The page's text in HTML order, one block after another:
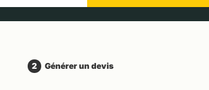
2 Générer un devis